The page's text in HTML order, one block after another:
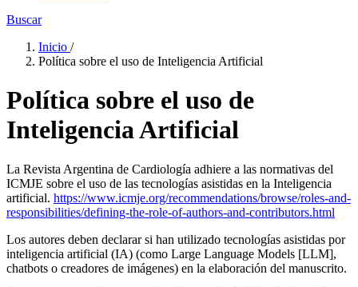
Buscar
Inicio /
Política sobre el uso de Inteligencia Artificial
Política sobre el uso de
Inteligencia Artificial
La Revista Argentina de Cardiología adhiere a las normativas del
ICMJE sobre el uso de las tecnologías asistidas en la Inteligencia
artificial. https://www.icmje.org/recommendations/browse/roles-and-
responsibilities/defining-the-role-of-authors-and-contributors.html
Los autores deben declarar si han utilizado tecnologías asistidas por
inteligencia artificial (IA) (como Large Language Models [LLM],
chatbots o creadores de imágenes) en la elaboración del manuscrito.